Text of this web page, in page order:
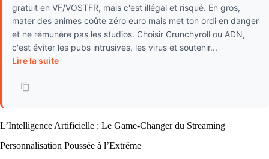
gratuit en VF/VOSTFR, mais c'est illégal et risqué. En gros,
mater des animes coûte zéro euro mais met ton ordi en danger
et ne rémunère pas les studios. Choisir Crunchyroll ou ADN,
c'est éviter les pubs intrusives, les virus et soutenir...
Lire la suite
L’Intelligence Artificielle : Le Game-Changer du Streaming
Personnalisation Poussée à l’Extrême